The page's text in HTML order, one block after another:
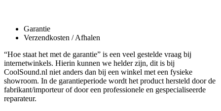
Garantie
Verzendkosten / Afhalen
“Hoe staat het met de garantie” is een veel gestelde vraag bij
internetwinkels. Hierin kunnen we helder zijn, dit is bij
CoolSound.nl niet anders dan bij een winkel met een fysieke
showroom. In de garantieperiode wordt het product hersteld door de
fabrikant/importeur of door een professionele en gespecialiseerde
reparateur.